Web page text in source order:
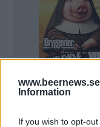
Information
If you wish to opt-